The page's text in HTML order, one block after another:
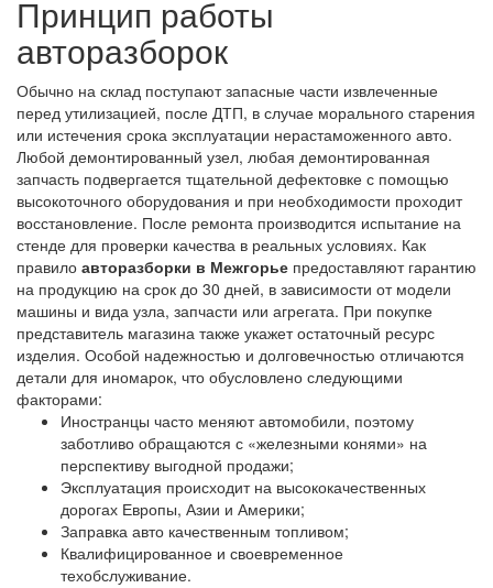
Принцип работы
авторазборок
Обычно на склад поступают запасные части извлеченные
перед утилизацией, после ДТП, в случае морального старения
или истечения срока эксплуатации нерастаможенного авто.
Любой демонтированный узел, любая демонтированная
запчасть подвергается тщательной дефектовке с помощью
высокоточного оборудования и при необходимости проходит
восстановление. После ремонта производится испытание на
стенде для проверки качества в реальных условиях. Как
правило авторазборки в Межгорье предоставляют гарантию
на продукцию на срок до 30 дней, в зависимости от модели
машины и вида узла, запчасти или агрегата. При покупке
представитель магазина также укажет остаточный ресурс
изделия. Особой надежностью и долговечностью отличаются
детали для иномарок, что обусловлено следующими
факторами:
Иностранцы часто меняют автомобили, поэтому
заботливо обращаются с «железными конями» на
перспективу выгодной продажи;
Эксплуатация происходит на высококачественных
дорогах Европы, Азии и Америки;
Заправка авто качественным топливом;
Квалифицированное и своевременное
техобслуживание.